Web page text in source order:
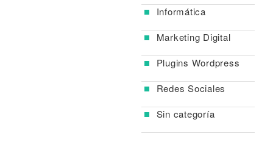
Informática
Marketing Digital
Plugins Wordpress
Redes Sociales
Sin categoría